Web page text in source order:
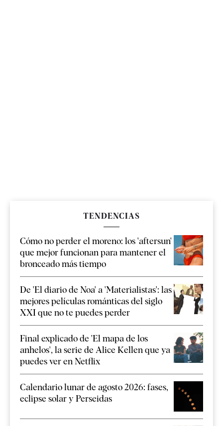
TENDENCIAS
Cómo no perder el moreno: los 'aftersun'
que mejor funcionan para mantener el
bronceado más tiempo
De 'El diario de Noa' a 'Materialistas': las
mejores películas románticas del siglo
XXI que no te puedes perder
Final explicado de 'El mapa de los
anhelos', la serie de Alice Kellen que ya
puedes ver en Netflix
Calendario lunar de agosto 2026: fases,
eclipse solar y Perseidas